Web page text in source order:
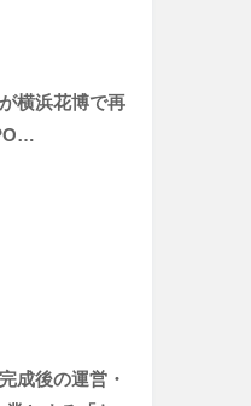
横浜花博で再
成後の運営・